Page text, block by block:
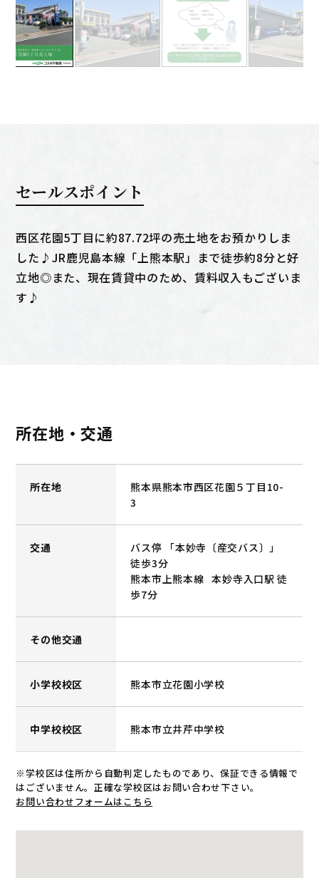
セールスポイント
西区花園5丁目に約87.72坪の売土地をお預かりしま
した♪JR鹿児島本線「上熊本駅」まで徒歩約8分と好
立地◎また、現在賃貸中のため、賃料収入もございま
す♪
所在地・交通
所在地
熊本県熊本市西区花園５丁目10-
3
交通
バス停 「本妙寺〔産交バス〕」
徒歩3分
熊本市上熊本線 本妙寺入口駅 徒
歩7分
その他交通
小学校校区 熊本市立花園小学校
中学校校区 熊本市立井芹中学校
※学校区は住所から自動判定したものであり、保証できる情報で
はございません。正確な学校区はお問い合わせ下さい。
お問い合わせフォームはこちら